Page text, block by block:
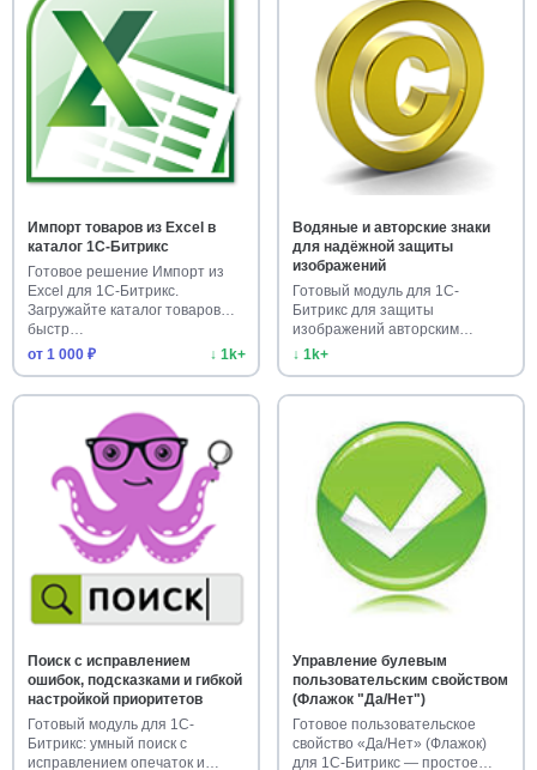
Импорт товаров из Excel в
каталог 1С-Битрикс
Готовое решение Импорт из
Excel для 1С-Битрикс.
Загружайте каталог товаров
быстр…
от 1 000 ₽
↓ 1k+
Водяные и авторские знаки
для надёжной защиты
изображений
Готовый модуль для 1С-
Битрикс для защиты
изображений авторским
знаком. Быстрая у…
↓ 1k+
Поиск с исправлением
ошибок, подсказками и гибкой
настройкой приоритетов
Готовый модуль для 1С-
Битрикс: умный поиск с
исправлением опечаток и
Управление булевым
пользовательским свойством
(Флажок "Да/Нет")
Готовое пользовательское
свойство «Да/Нет» (Флажок)
для 1С-Битрикс — простое